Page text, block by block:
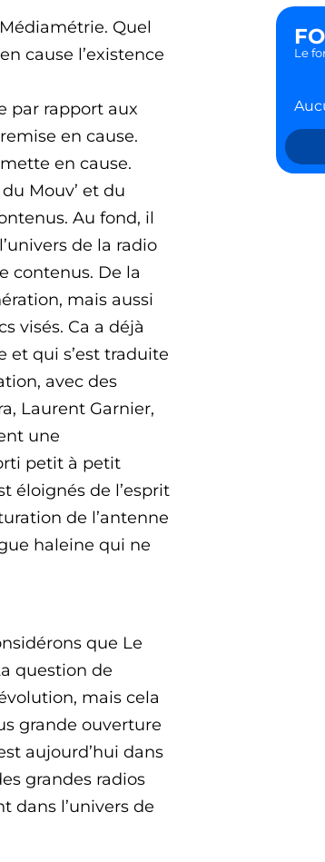
Quel
cause l’existence
par rapport aux
en cause.
en cause.
Mouv’ et du
Au fond, il
de la radio
contenus. De la
mais aussi
visés. Ca a déjà
qui s’est traduite
avec des
Laurent Garnier,
une
petit à petit
éloignés de l’esprit
de l’antenne
haleine qui ne
que Le
question de
mais cela
grande ouverture
aujourd’hui dans
grandes radios
dans l’univers de
Le